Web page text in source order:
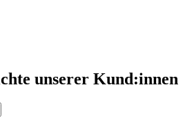
unserer Kund:innen